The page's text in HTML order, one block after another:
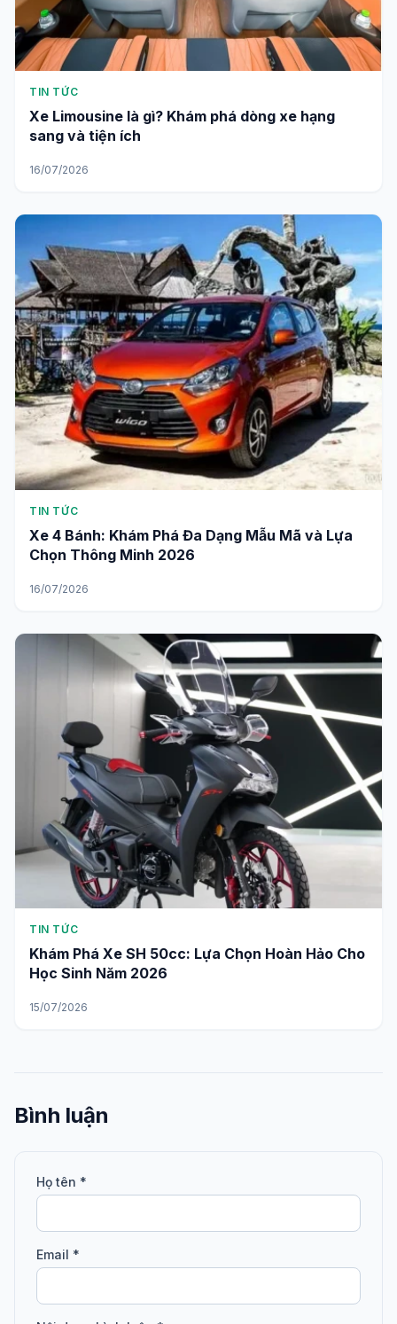
TIN TỨC
Xe Limousine là gì? Khám phá dòng xe hạng
sang và tiện ích
16/07/2026
TIN TỨC
Xe 4 Bánh: Khám Phá Đa Dạng Mẫu Mã và Lựa
Chọn Thông Minh 2026
16/07/2026
TIN TỨC
Khám Phá Xe SH 50cc: Lựa Chọn Hoàn Hảo Cho
Học Sinh Năm 2026
15/07/2026
Bình luận
Họ tên *
Email *